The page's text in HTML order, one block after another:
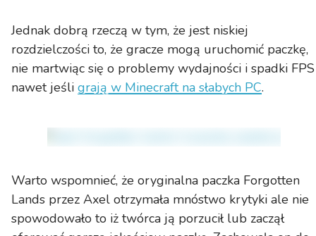
Jednak dobrą rzeczą w tym, że jest niskiej
rozdzielczości to, że gracze mogą uruchomić paczkę,
nie martwiąc się o problemy wydajności i spadki FPS
nawet jeśli grają w Minecraft na słabych PC.
Warto wspomnieć, że oryginalna paczka Forgotten
Lands przez Axel otrzymała mnóstwo krytyki ale nie
spowodowało to iż twórca ją porzucił lub zaczął